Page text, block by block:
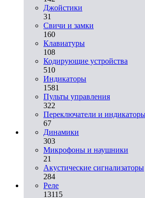
Джойстики
31
Свичи и замки
160
Клавиатуры
108
Кодирующие устройства
510
Индикаторы
1581
Пульты управления
322
Переключатели и
67
Динамики
303
Микрофоны и наушники
21
Акустические сигнализаторы
284
Реле
13115